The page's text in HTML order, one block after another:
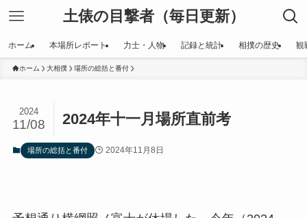
土俵の目撃者（毎日更新）
ホーム 本場所レポート 力士・人物 記録と統計 相撲の歴史 観
ホーム 大相撲 場所の総括と番付
2024年十一月場所直前考
2024
11/08
場所の総括と番付 2024年11月8日